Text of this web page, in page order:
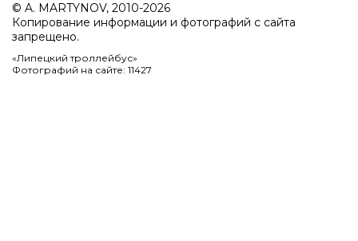
© A. MARTYNOV, 2010-2026
Копирование информации и фотографий с сайта
запрещено.
«Липецкий троллейбус»
Фотографий на сайте: 11427